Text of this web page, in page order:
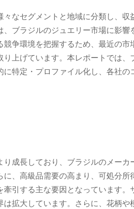
なセグメントと地域に分類し、収
ブラジルのジュエリー市場に影響
争環境を把握するため、最近の市
上げています。本レポートでは、
特定・プロファイル化し、各社の
成長しており、ブラジルのメーカ
、高級品需要の高まり、可処分所
引する主な要因となっています。
拡大しています。さらに、花柄